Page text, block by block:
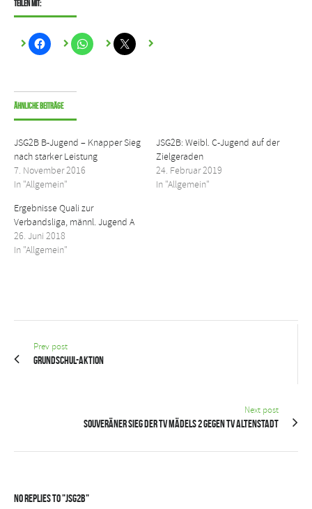
Teilen mit:
Ähnliche Beiträge
JSG2B B-Jugend – Knapper Sieg
nach starker Leistung
7. November 2016
In "Allgemein"
JSG2B: Weibl. C-Jugend auf der
Zielgeraden
24. Februar 2019
In "Allgemein"
Ergebnisse Quali zur
Verbandsliga, männl. Jugend A
26. Juni 2018
In "Allgemein"
Prev post
Grundschul-Aktion
Next post
Souveräner Sieg der TV Mädels 2 gegen TV Altenstadt
No Replies to "JSG2B"